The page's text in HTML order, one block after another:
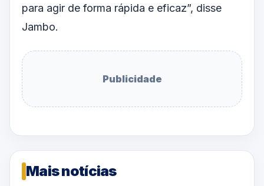
para agir de forma rápida e eficaz”, disse
Jambo.
Publicidade
Mais notícias